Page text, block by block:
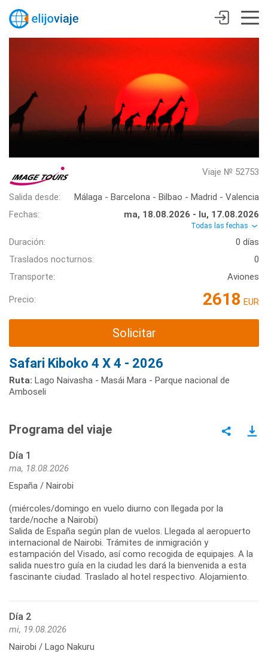
Viaje № 52753
Salida desde:
Málaga - Barcelona - Bilbao - Madrid - Valencia
Fechas:
ma, 18.08.2026 - lu, 17.08.2026
Todas las fechas
Duración:
0 días
Traslados nocturnos:
0
Transporte:
Aviones
Precio: 2618 EUR
Solicitar
Safari Kiboko 4 X 4 - 2026
Ruta: Lago Naivasha - Masái Mara - Parque nacional de
Amboseli
Programa del viaje
Día 1
ma, 18.08.2026
España / Nairobi
(miércoles/domingo en vuelo diurno con llegada por la
tarde/noche a Nairobi)
Salida de España según plan de vuelos. Llegada al aeropuerto
internacional de Nairobi. Trámites de inmigración y
estampación del Visado, así como recogida de equipajes. A la
salida nuestro guía en la ciudad les dará la bienvenida a esta
fascinante ciudad. Traslado al hotel respectivo. Alojamiento.
Día 2
mi, 19.08.2026
Nairobi / Lago Nakuru